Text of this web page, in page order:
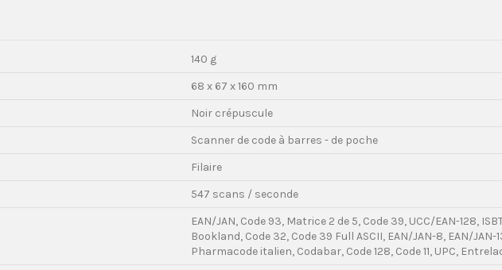
140 g
68 x 67 x 160 mm
Noir crépuscule
Scanner de code à barres - de poche
Filaire
547 scans / seconde
EAN/JAN, Code 93, Matrice 2 de 5, Code 39, UCC/EAN-128,
Bookland, Code 32, Code 39 Full ASCII, EAN/JAN-8, EAN/JAN-
Pharmacode italien, Codabar, Code 128, Code 11, UPC,